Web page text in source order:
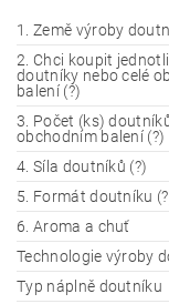
1. Země výroby
2. Chci koupit
doutníky nebo celé
balení (?)
3. Počet (ks)
obchodním balení (?)
4. Síla doutníků (?)
5. Formát doutníku
6. Aroma a chuť
Technologie výroby
Typ náplně doutníku